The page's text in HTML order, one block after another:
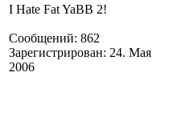
I Hate Fat YaBB 2!
Сообщений: 862
Зарегистрирован: 24. Мая
2006